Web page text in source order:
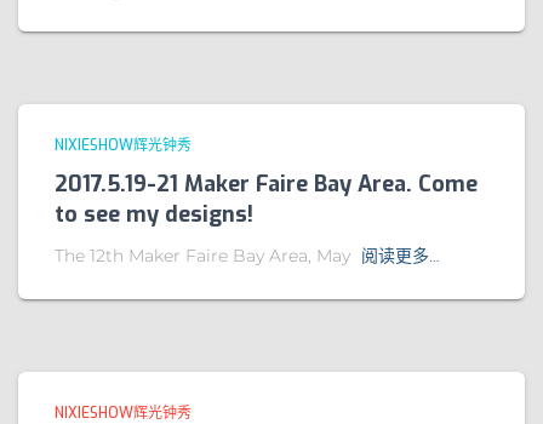
NIXIESHOW辉光钟秀
2017.5.19-21 Maker Faire Bay Area. Come
to see my designs!
The 12th Maker Faire Bay Area, May 阅读更多…
NIXIESHOW辉光钟秀